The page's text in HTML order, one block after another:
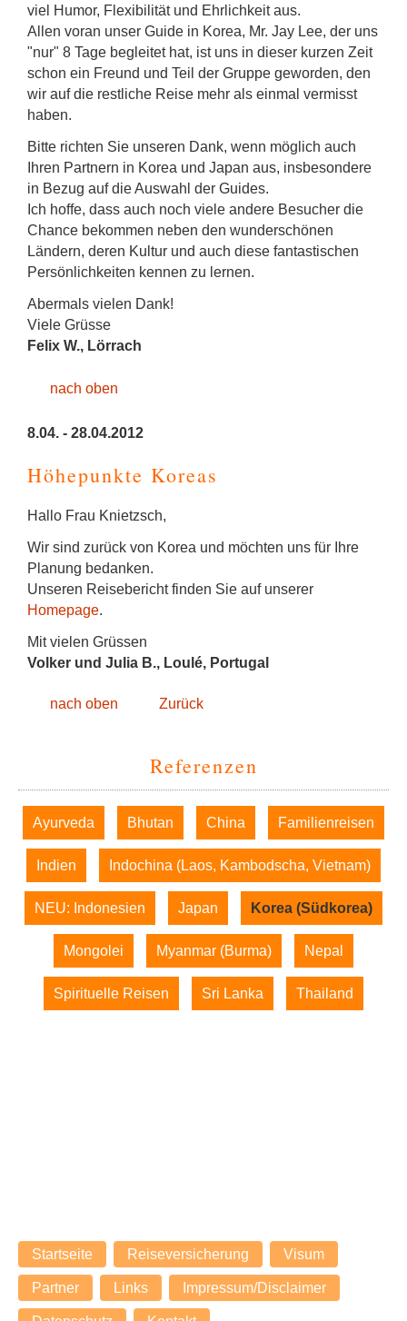
viel Humor, Flexibilität und Ehrlichkeit aus.
Allen voran unser Guide in Korea, Mr. Jay Lee, der uns
"nur" 8 Tage begleitet hat, ist uns in dieser kurzen Zeit
schon ein Freund und Teil der Gruppe geworden, den
wir auf die restliche Reise mehr als einmal vermisst
haben.
Bitte richten Sie unseren Dank, wenn möglich auch
Ihren Partnern in Korea und Japan aus, insbesondere
in Bezug auf die Auswahl der Guides.
Ich hoffe, dass auch noch viele andere Besucher die
Chance bekommen neben den wunderschönen
Ländern, deren Kultur und auch diese fantastischen
Persönlichkeiten kennen zu lernen.
Abermals vielen Dank!
Viele Grüsse
Felix W., Lörrach
nach oben
8.04. - 28.04.2012
Höhepunkte Koreas
Hallo Frau Knietzsch,
Wir sind zurück von Korea und möchten uns für Ihre
Planung bedanken.
Unseren Reisebericht finden Sie auf unserer
Homepage.
Mit vielen Grüssen
Volker und Julia B., Loulé, Portugal
nach oben Zurück
Referenzen
Navigation
überspringen
Ayurveda Bhutan China Familienreisen
Indien Indochina (Laos, Kambodscha, Vietnam)
NEU: Indonesien Japan Korea (Südkorea)
Mongolei Myanmar (Burma) Nepal
Spirituelle Reisen Sri Lanka Thailand
Navigation
überspringen
Startseite Reiseversicherung Visum
Partner Links Impressum/Disclaimer